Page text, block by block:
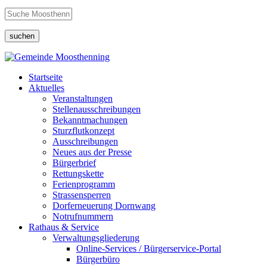
suchen
Startseite
Aktuelles
Veranstaltungen
Stellenausschreibungen
Bekanntmachungen
Sturzflutkonzept
Ausschreibungen
Neues aus der Presse
Bürgerbrief
Rettungskette
Ferienprogramm
Strassensperren
Dorferneuerung Dornwang
Notrufnummern
Rathaus & Service
Verwaltungsgliederung
Online-Services / Bürgerservice-Portal
Bürgerbüro